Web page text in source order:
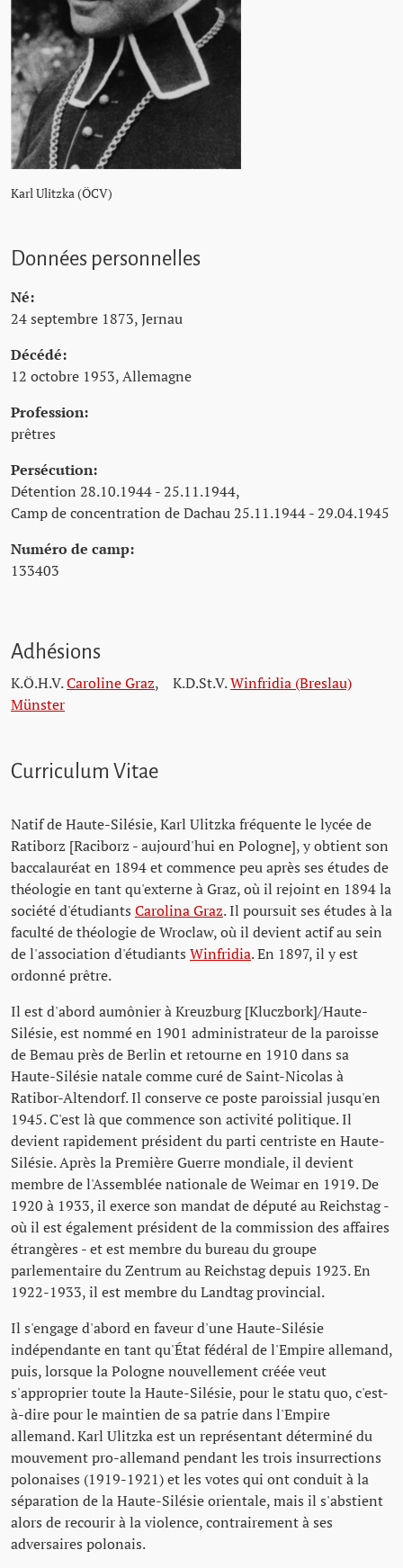
Karl Ulitzka (ÖCV)
Données personnelles
Né:
24 septembre 1873, Jernau
Décédé:
12 octobre 1953, Allemagne
Profession:
prêtres
Persécution:
Détention 28.10.1944 - 25.11.1944,
Camp de concentration de Dachau 25.11.1944 - 29.04.1945
Numéro de camp:
133403
Adhésions
K.Ö.H.V.Caroline Graz, K.D.St.V.Winfridia (Breslau)
Münster
Curriculum Vitae
Natif de Haute-Silésie, Karl Ulitzka fréquente le lycée de
Ratiborz [Raciborz - aujourd'hui en Pologne], y obtient son
baccalauréat en 1894 et commence peu après ses études de
théologie en tant qu'externe à Graz, où il rejoint en 1894 la
société d'étudiants Carolina Graz. Il poursuit ses études à la
faculté de théologie de Wroclaw, où il devient actif au sein
de l'association d'étudiants Winfridia. En 1897, il y est
ordonné prêtre.
Il est d'abord aumônier à Kreuzburg [Kluczbork]/Haute-
Silésie, est nommé en 1901 administrateur de la paroisse
de Bemau près de Berlin et retourne en 1910 dans sa
Haute-Silésie natale comme curé de Saint-Nicolas à
Ratibor-Altendorf. Il conserve ce poste paroissial jusqu'en
1945. C'est là que commence son activité politique. Il
devient rapidement président du parti centriste en Haute-
Silésie. Après la Première Guerre mondiale, il devient
membre de l'Assemblée nationale de Weimar en 1919. De
1920 à 1933, il exerce son mandat de député au Reichstag -
où il est également président de la commission des affaires
étrangères - et est membre du bureau du groupe
parlementaire du Zentrum au Reichstag depuis 1923. En
1922-1933, il est membre du Landtag provincial.
Il s'engage d'abord en faveur d'une Haute-Silésie
indépendante en tant qu'État fédéral de l'Empire allemand,
puis, lorsque la Pologne nouvellement créée veut
s'approprier toute la Haute-Silésie, pour le statu quo, c'est-
à-dire pour le maintien de sa patrie dans l'Empire
allemand. Karl Ulitzka est un représentant déterminé du
mouvement pro-allemand pendant les trois insurrections
polonaises (1919-1921) et les votes qui ont conduit à la
séparation de la Haute-Silésie orientale, mais il s'abstient
alors de recourir à la violence, contrairement à ses
adversaires polonais.